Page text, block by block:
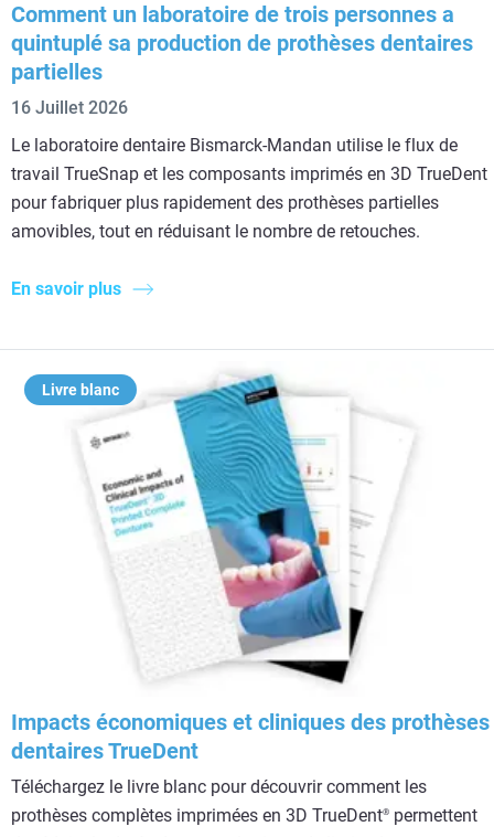
Comment un laboratoire de trois personnes a
quintuplé sa production de prothèses dentaires
partielles
16 Juillet 2026
Le laboratoire dentaire Bismarck-Mandan utilise le flux de
travail TrueSnap et les composants imprimés en 3D TrueDent
pour fabriquer plus rapidement des prothèses partielles
amovibles, tout en réduisant le nombre de retouches.
En savoir plus
Livre blanc
Impacts économiques et cliniques des prothèses
dentaires TrueDent
Téléchargez le livre blanc pour découvrir comment les
prothèses complètes imprimées en 3D TrueDent® permettent